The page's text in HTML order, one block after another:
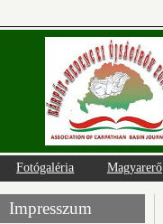
Fotógaléria Magyarerő
Impresszum